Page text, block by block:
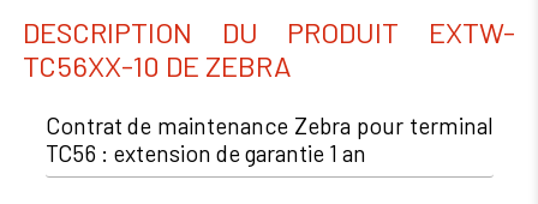
DESCRIPTION DU PRODUIT EXTW-
TC56XX-10 DE ZEBRA
Contrat de maintenance Zebra pour terminal
TC56 : extension de garantie 1 an